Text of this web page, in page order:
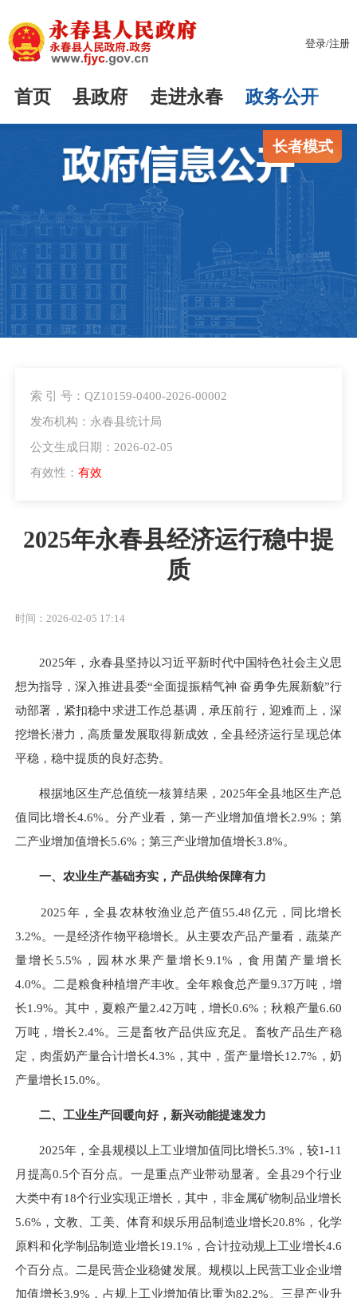
登录/注册
首页 县政府 走进永春 政务公开
长者模式
索 引 号：QZ10159-0400-2026-00002
发布机构：永春县统计局
公文生成日期：2026-02-05
有效性： 有效
2025年永春县经济运行稳中提
质
时间：2026-02-05 17:14
2025年，永春县坚持以习近平新时代中国特色社会主义思
想为指导，深入推进县委“全面提振精气神 奋勇争先展新貌”行
动部署，紧扣稳中求进工作总基调，承压前行，迎难而上，深
挖增长潜力，高质量发展取得新成效，全县经济运行呈现总体
平稳，稳中提质的良好态势。
根据地区生产总值统一核算结果，2025年全县地区生产总
值同比增长4.6%。分产业看，第一产业增加值增长2.9%；第
二产业增加值增长5.6%；第三产业增加值增长3.8%。
一、农业生产基础夯实，产品供给保障有力
2025年，全县农林牧渔业总产值55.48亿元，同比增长
3.2%。一是经济作物平稳增长。从主要农产品产量看，蔬菜产
量增长5.5%，园林水果产量增长9.1%，食用菌产量增长
4.0%。二是粮食种植增产丰收。全年粮食总产量9.37万吨，增
长1.9%。其中，夏粮产量2.42万吨，增长0.6%；秋粮产量6.60
万吨，增长2.4%。三是畜牧产品供应充足。畜牧产品生产稳
定，肉蛋奶产量合计增长4.3%，其中，蛋产量增长12.7%，奶
产量增长15.0%。
二、工业生产回暖向好，新兴动能提速发力
2025年，全县规模以上工业增加值同比增长5.3%，较1-11
月提高0.5个百分点。一是重点产业带动显著。全县29个行业
大类中有18个行业实现正增长，其中，非金属矿物制品业增长
5.6%，文教、工美、体育和娱乐用品制造业增长20.8%，化学
原料和化学制品制造业增长19.1%，合计拉动规上工业增长4.6
个百分点。二是民营企业稳健发展。规模以上民营工业企业增
加值增长3.9%，占规上工业增加值比重为82.2%。三是产业升